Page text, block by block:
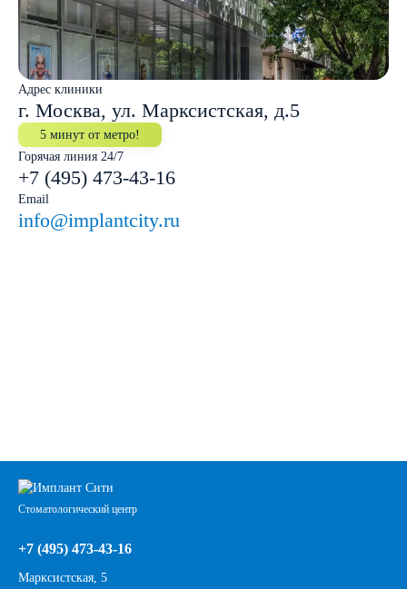
Адрес клиники
г. Москва, ул. Марксистская, д.5
5 минут от метро!
Горячая линия 24/7
+7 (495) 473-43-16
Email
info@implantcity.ru
Стоматологический центр
+7 (495) 473-43-16
Марксистская, 5